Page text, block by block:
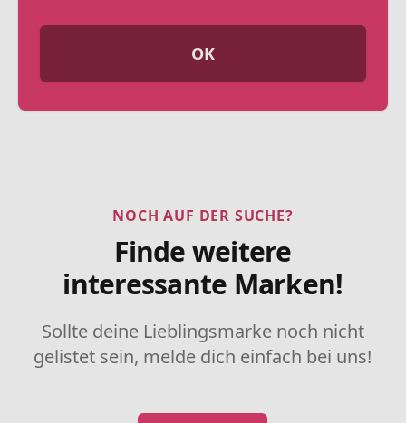
OK
NOCH AUF DER SUCHE?
Finde weitere
interessante Marken!
Sollte deine Lieblingsmarke noch nicht
gelistet sein, melde dich einfach bei uns!